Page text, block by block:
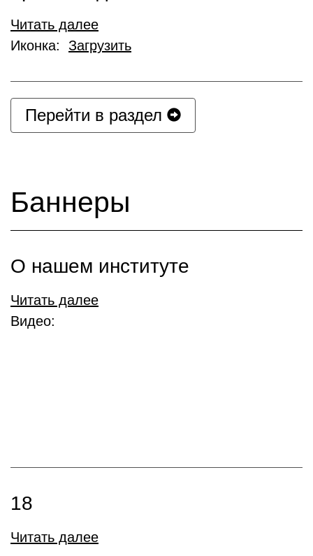
Читать далее
Иконка: Загрузить
Перейти в раздел
Баннеры
О нашем институте
Читать далее
Видео:
18
Читать далее